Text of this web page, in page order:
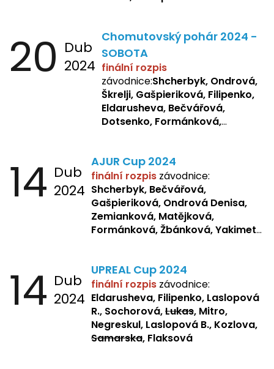
20 Dub
2024
Chomutovský pohár 2024 -
SOBOTA
finální rozpis
závodnice:Shcherbyk, Ondrová,
Škrelji, Gašpieriková, Filipenko,
Eldarusheva, Bečvářová,
Dotsenko, Formánková,
Žbánková, Sochorová
14 Dub
2024
AJUR Cup 2024
finální rozpis závodnice:
Shcherbyk, Bečvářová,
Gašpieriková, Ondrová Denisa,
Zemianková, Matějková,
Formánková, Žbánková, Yakimets,
14 Dub
2024
UPREAL Cup 2024
finální rozpis závodnice:
Eldarusheva, Filipenko, Laslopová
R., Sochorová,Lukas, Mitro,
Negreskul, Laslopová B., Kozlova,
Samarska, Flaksová